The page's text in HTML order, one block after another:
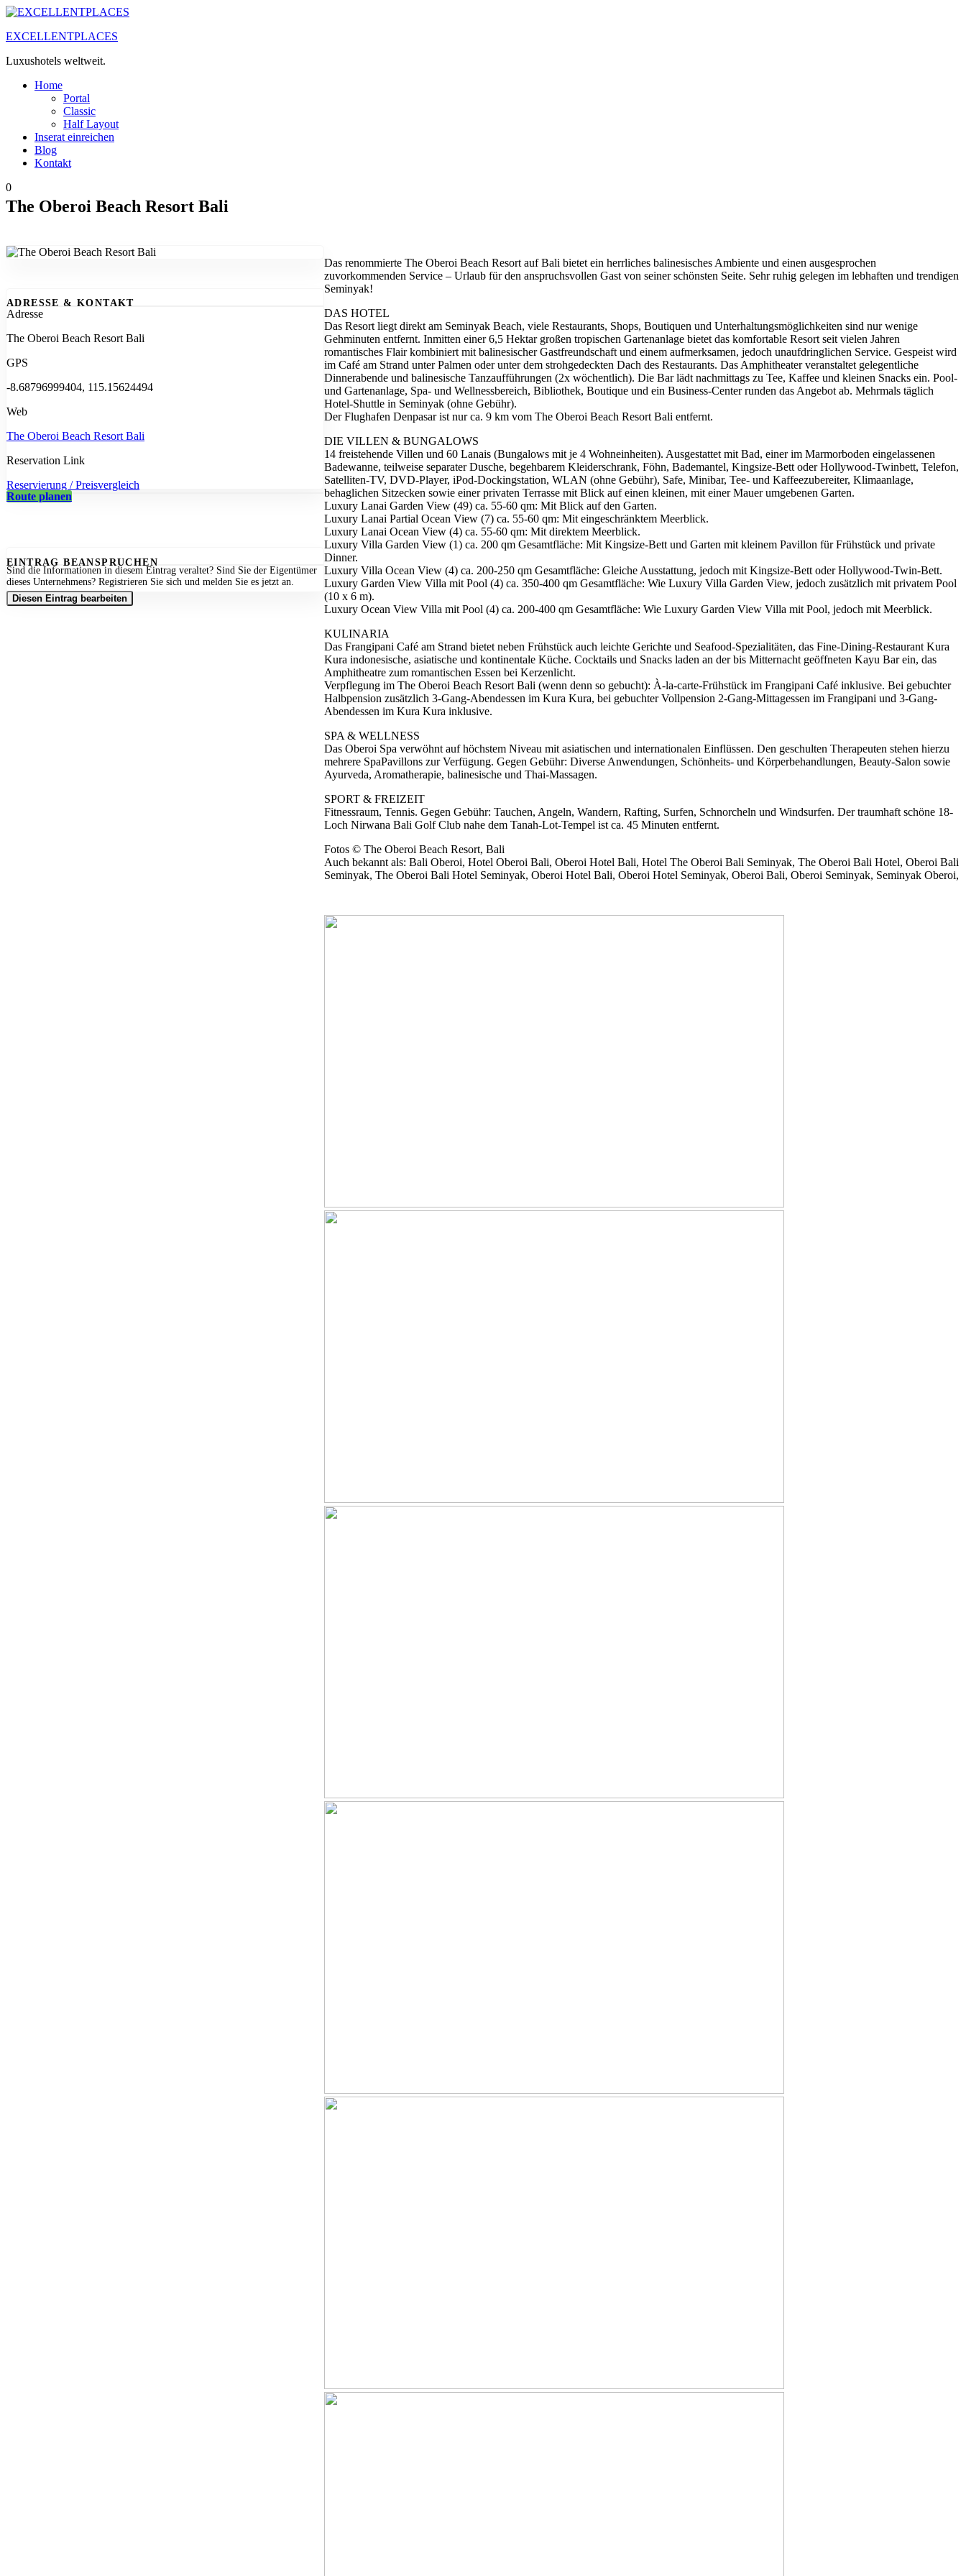
Zum
springen
EXCELLENTPLACES
Luxushotels weltweit.
Home
Portal
Classic
Half Layout
Inserat einreichen
Blog
Kontakt
0
The Oberoi Beach Resort Bali
ADRESSE & KONTAKT
Adresse
The Oberoi Beach Resort Bali
GPS
-8.68796999404, 115.15624494
Web
The Oberoi Beach Resort Bali
Reservation Link
Reservierung / Preisvergleich
Route planen
EINTRAG BEANSPRUCHEN
Sind die Informationen in diesem Eintrag veraltet? Sind Sie der Eigentümer
dieses Unternehmens? Registrieren Sie sich und melden Sie es jetzt an.
Diesen Eintrag bearbeiten
Das renommierte The Oberoi Beach Resort auf Bali bietet ein herrliches balinesisches Ambiente und einen ausgesprochen
zuvorkommenden Service – Urlaub für den anspruchsvollen Gast von seiner schönsten Seite. Sehr ruhig gelegen im lebhaften und trendigen
Seminyak!
DAS HOTEL
Das Resort liegt direkt am Seminyak Beach, viele Restaurants, Shops, Boutiquen und Unterhaltungsmöglichkeiten sind nur wenige
Gehminuten entfernt. Inmitten einer 6,5 Hektar großen tropischen Gartenanlage bietet das komfortable Resort seit vielen Jahren
romantisches Flair kombiniert mit balinesischer Gastfreundschaft und einem aufmerksamen, jedoch unaufdringlichen Service. Gespeist wird
im Café am Strand unter Palmen oder unter dem strohgedeckten Dach des Restaurants. Das Amphitheater veranstaltet gelegentliche
Dinnerabende und balinesische Tanzaufführungen (2x wöchentlich). Die Bar lädt nachmittags zu Tee, Kaffee und kleinen Snacks ein. Pool-
und Gartenanlage, Spa- und Wellnessbereich, Bibliothek, Boutique und ein Business-Center runden das Angebot ab. Mehrmals täglich
Hotel-Shuttle in Seminyak (ohne Gebühr).
Der Flughafen Denpasar ist nur ca. 9 km vom The Oberoi Beach Resort Bali entfernt.
DIE VILLEN & BUNGALOWS
14 freistehende Villen und 60 Lanais (Bungalows mit je 4 Wohneinheiten). Ausgestattet mit Bad, einer im Marmorboden eingelassenen
Badewanne, teilweise separater Dusche, begehbarem Kleiderschrank, Föhn, Bademantel, Kingsize-Bett oder Hollywood-Twinbett, Telefon,
Satelliten-TV, DVD-Player, iPod-Dockingstation, WLAN (ohne Gebühr), Safe, Minibar, Tee- und Kaffeezubereiter, Klimaanlage,
behaglichen Sitzecken sowie einer privaten Terrasse mit Blick auf einen kleinen, mit einer Mauer umgebenen Garten.
Luxury Lanai Garden View (49) ca. 55-60 qm: Mit Blick auf den Garten.
Luxury Lanai Partial Ocean View (7) ca. 55-60 qm: Mit eingeschränktem Meerblick.
Luxury Lanai Ocean View (4) ca. 55-60 qm: Mit direktem Meerblick.
Luxury Villa Garden View (1) ca. 200 qm Gesamtfläche: Mit Kingsize-Bett und Garten mit kleinem Pavillon für Frühstück und private
Dinner.
Luxury Villa Ocean View (4) ca. 200-250 qm Gesamtfläche: Gleiche Ausstattung, jedoch mit Kingsize-Bett oder Hollywood-Twin-Bett.
Luxury Garden View Villa mit Pool (4) ca. 350-400 qm Gesamtfläche: Wie Luxury Villa Garden View, jedoch zusätzlich mit privatem Pool
(10 x 6 m).
Luxury Ocean View Villa mit Pool (4) ca. 200-400 qm Gesamtfläche: Wie Luxury Garden View Villa mit Pool, jedoch mit Meerblick.
KULINARIA
Das Frangipani Café am Strand bietet neben Frühstück auch leichte Gerichte und Seafood-Spezialitäten, das Fine-Dining-Restaurant Kura
Kura indonesische, asiatische und kontinentale Küche. Cocktails und Snacks laden an der bis Mitternacht geöffneten Kayu Bar ein, das
Amphitheatre zum romantischen Essen bei Kerzenlicht.
Verpflegung im The Oberoi Beach Resort Bali (wenn denn so gebucht): À-la-carte-Frühstück im Frangipani Café inklusive. Bei gebuchter
Halbpension zusätzlich 3-Gang-Abendessen im Kura Kura, bei gebuchter Vollpension 2-Gang-Mittagessen im Frangipani und 3-Gang-
Abendessen im Kura Kura inklusive.
SPA & WELLNESS
Das Oberoi Spa verwöhnt auf höchstem Niveau mit asiatischen und internationalen Einflüssen. Den geschulten Therapeuten stehen hierzu
mehrere SpaPavillons zur Verfügung. Gegen Gebühr: Diverse Anwendungen, Schönheits- und Körperbehandlungen, Beauty-Salon sowie
Ayurveda, Aromatherapie, balinesische und Thai-Massagen.
SPORT & FREIZEIT
Fitnessraum, Tennis. Gegen Gebühr: Tauchen, Angeln, Wandern, Rafting, Surfen, Schnorcheln und Windsurfen. Der traumhaft schöne 18-
Loch Nirwana Bali Golf Club nahe dem Tanah-Lot-Tempel ist ca. 45 Minuten entfernt.
Fotos © The Oberoi Beach Resort, Bali
Auch bekannt als: Bali Oberoi, Hotel Oberoi Bali, Oberoi Hotel Bali, Hotel The Oberoi Bali Seminyak, The Oberoi Bali Hotel, Oberoi Bali
Seminyak, The Oberoi Bali Hotel Seminyak, Oberoi Hotel Bali, Oberoi Hotel Seminyak, Oberoi Bali, Oberoi Seminyak, Seminyak Oberoi,